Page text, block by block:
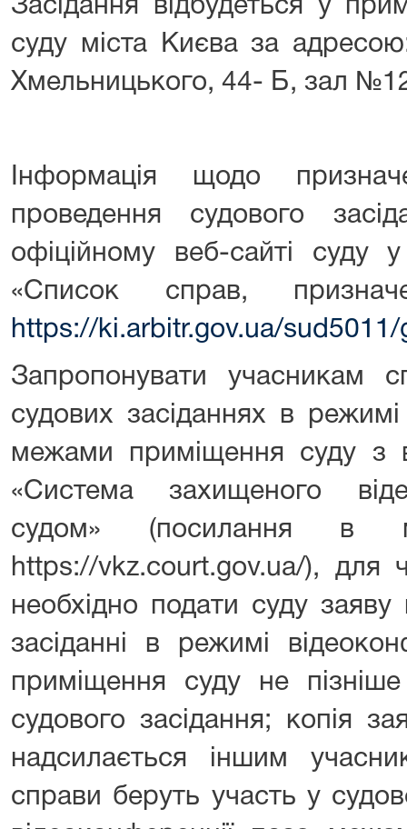
Засідання відбудеться у
суду міста Києва за
Хмельницького, 44- Б, зал
Інформація щодо
проведення судового
офіційному веб-сайті суду
«Список справ,
https://ki.arbitr.gov.ua/
Запропонувати учасникам
судових засіданнях в режимі
межами приміщення суду з
«Система захищеного
судом» (посилання в
https://vkz.court.gov.ua/), для
необхідно подати суду
засіданні в режимі
приміщення суду не
судового засідання; копія
надсилається іншим
справи беруть участь у